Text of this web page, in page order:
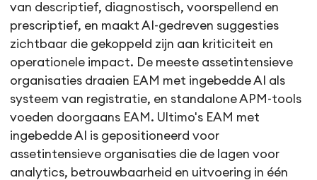
van descriptief, diagnostisch, voorspellend en
prescriptief, en maakt AI-gedreven suggesties
zichtbaar die gekoppeld zijn aan kriticiteit en
operationele impact. De meeste assetintensieve
organisaties draaien EAM met ingebedde AI als
systeem van registratie, en standalone APM-tools
voeden doorgaans EAM. Ultimo's EAM met
ingebedde AI is gepositioneerd voor
assetintensieve organisaties die de lagen voor
analytics, betrouwbaarheid en uitvoering in één